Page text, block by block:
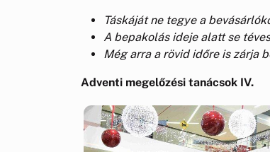
Táskáját ne tegye a
A bepakolás ideje alatt se
Még arra a rövid időre is zárja
Adventi megelőzési tanácsok IV.